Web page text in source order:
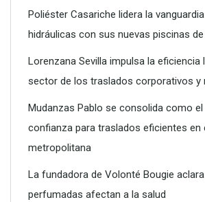
como punto clave para la eficiencia y
empresarial
Poliéster Casariche lidera la
hidráulicas con sus nuevas piscinas
Lorenzana Sevilla impulsa la eficiencia
sector de los traslados corporativos y
Mudanzas Pablo se consolida como
confianza para traslados eficientes en
metropolitana
La fundadora de Volonté Bougie
perfumadas afectan a la salud